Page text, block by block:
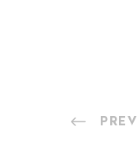
PREV